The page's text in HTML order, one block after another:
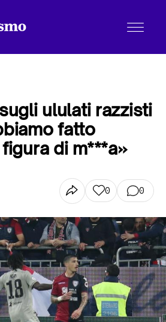
ululati razzisti
fatto
di m***a»
0 0